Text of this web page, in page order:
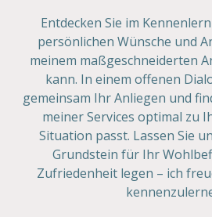
Entdecken Sie im
persönlichen Wünsche und
meinem maßgeschneiderten
kann. In einem offenen
gemeinsam Ihr Anliegen und
meiner Services optimal zu
Situation passt. Lassen Sie
Grundstein für Ihr
Zufriedenheit legen – ich